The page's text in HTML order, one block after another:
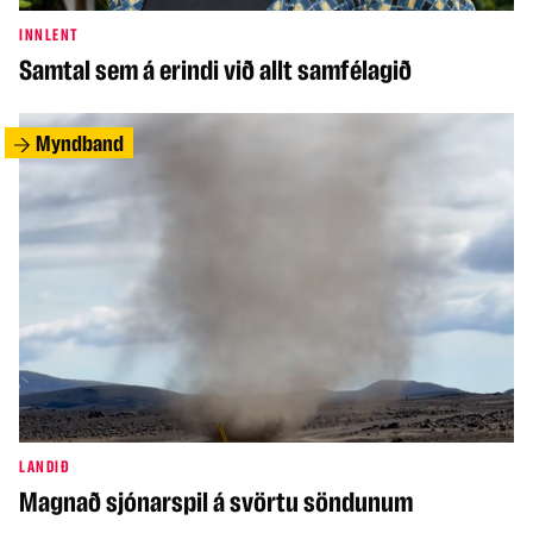
INNLENT
Samtal sem á erindi við allt samfélagið
Myndband
LANDIÐ
Magnað sjónarspil á svörtu söndunum